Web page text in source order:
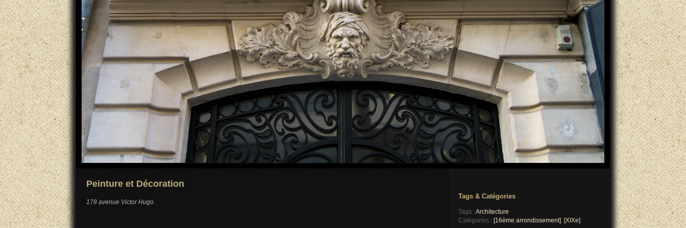
Peinture et Décoration
178 avenue Victor Hugo.
Tags & Catégories
Tags : Architecture
Catégories : [16ème arrondissement] [XIXe]